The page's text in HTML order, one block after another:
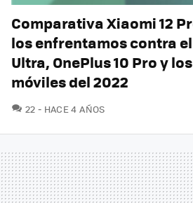
Comparativa Xiaomi 12
los enfrentamos contra el
Ultra, OnePlus 10 Pro y
móviles del 2022
22 COMENTARIOS
HACE 4 AÑOS